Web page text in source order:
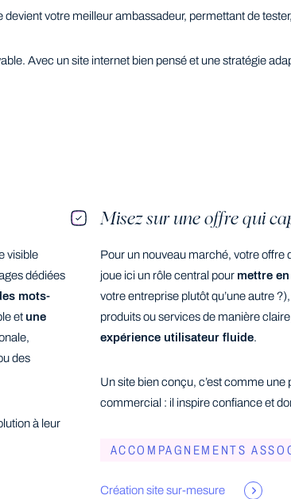
votre meilleur ambassadeur, permettant de
Avec un site internet bien pensé et une stratégie
visible
dédiées
mots-
et une
des
à leur
Misez sur une offre qui
Pour un nouveau marché, votre offre
joue ici un rôle central pour mettre
votre entreprise plutôt qu’une autre ?),
produits ou services de manière
expérience utilisateur fluide.
Un site bien conçu, c’est comme
commercial : il inspire confiance et
ACCOMPAGNEMENTS
Création site sur-mesure